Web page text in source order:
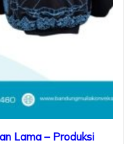
Lama – Produksi